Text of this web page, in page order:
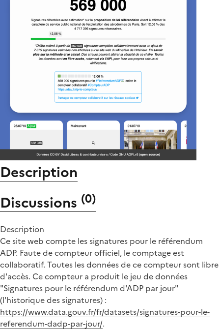
Description
Discussions (0)
Description
Ce site web compte les signatures pour le référendum
ADP. Faute de compteur officiel, le comptage est
collaboratif. Toutes les données de ce compteur sont libre
d'accès. Ce compteur a produit le jeu de données
"Signatures pour le référendum d'ADP par jour"
(l'historique des signatures) :
https://www.data.gouv.fr/fr/datasets/signatures-pour-le-
referendum-dadp-par-jour/.